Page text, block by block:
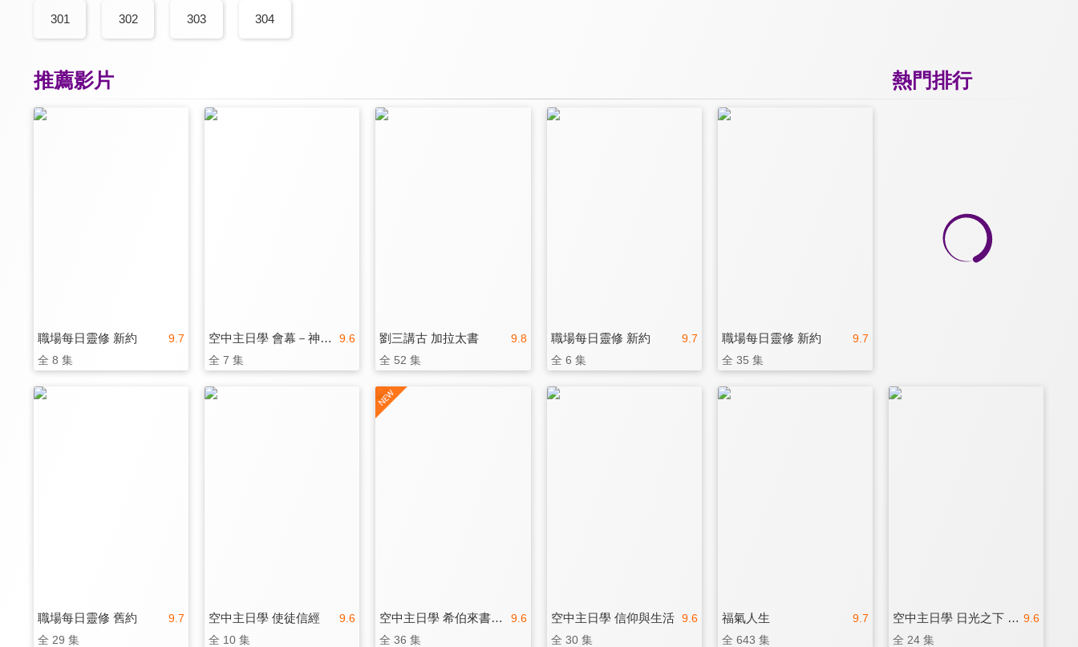
301 302 303 304
熱門排行
推薦影片
9.7
職場每日靈修 新約
全 8 集
9.6
空中主日學 會幕－神同在
全 7 集
9.8
劉三講古 加拉太書
全 52 集
9.7
職場每日靈修 新約
全 6 集
9.7
職場每日靈修 新約
全 35 集
9.7
職場每日靈修 舊約
全 29 集
9.6
空中主日學 使徒信經
全 10 集
9.6
空中主日學 希伯來書的大祭司
全 36 集
9.6
空中主日學 信仰與生活
全 30 集
9.7
福氣人生
全 643 集
9.6
空中主日學 日光之下 喜樂一生
全 24 集